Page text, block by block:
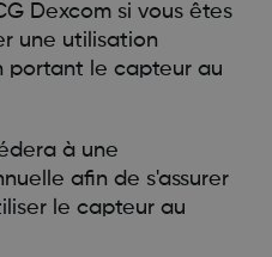
Dexcom si vous êtes
une utilisation
portant le capteur au
à une
afin de s'assurer
le capteur au